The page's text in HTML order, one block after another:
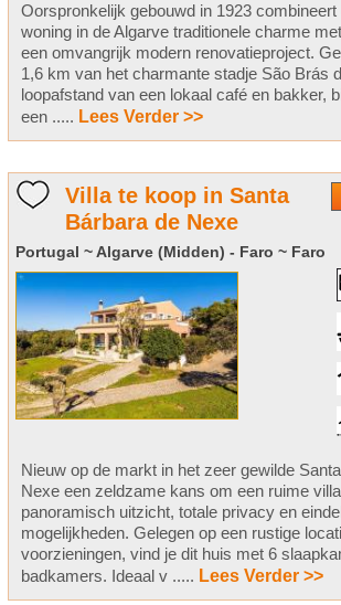
Oorspronkelijk gebouwd in 1923
woning in de Algarve traditionele charme
een omvangrijk modern renovatieproject.
1,6 km van het charmante stadje São Brás
loopafstand van een lokaal café en bakker,
een ..... Lees Verder >>
Villa te koop in Santa
Bárbara de Nexe
Portugal ~ Algarve (Midden) - Faro ~ Faro
Nieuw op de markt in het zeer gewilde
Nexe een zeldzame kans om een ruime
panoramisch uitzicht, totale privacy en
mogelijkheden. Gelegen op een rustige
voorzieningen, vind je dit huis met 6
badkamers. Ideaal v ..... Lees Verder >>